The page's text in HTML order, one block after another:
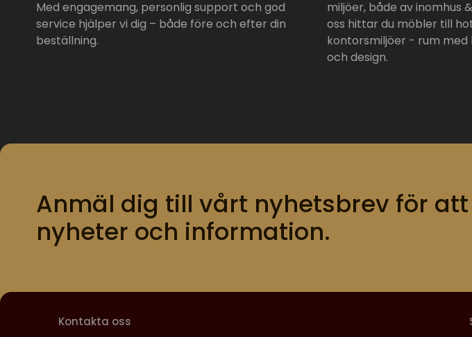
Med engagemang, personlig support och god
service hjälper vi dig – både före och efter din
beställning.
miljöer, både av inomhus
oss hittar du möbler till
kontorsmiljöer - rum
och design.
Anmäl dig till vårt nyhetsbrev för
nyheter och information.
Kontakta oss